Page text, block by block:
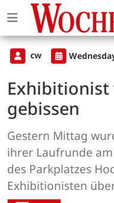
cw
Exhibitionist
gebissen
Gestern Mittag
ihrer Laufrunde
des Parkplatzes
Exhibitionisten